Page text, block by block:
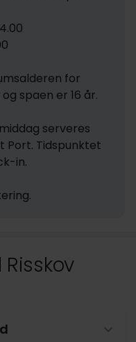
for
spaen er 16 år.
serveres
Port. Tidspunktet
in.